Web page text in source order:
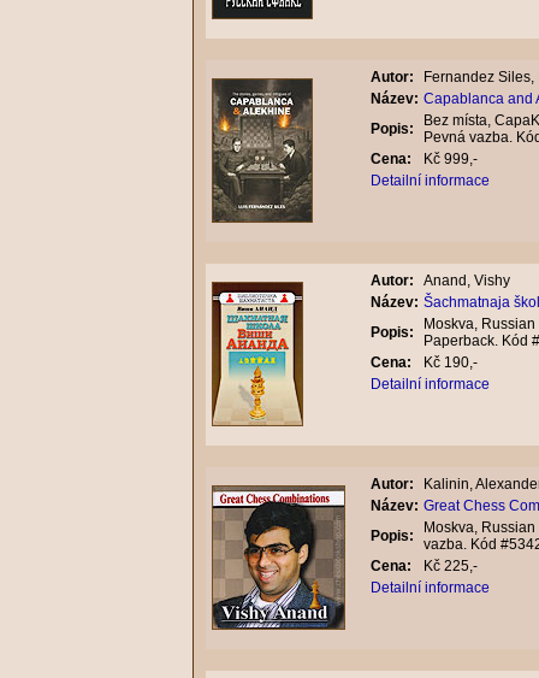
Autor:
Fernandez Siles,
Název: Capablanca and
Popis:
Bez místa,
Pevná vazba.
Cena:
Kč 999,-
Detailní informace
Autor:
Anand, Vishy
Název: Šachmatnaja
Popis:
Moskva,
Paperback. Kód
Cena:
Kč 190,-
Detailní informace
Autor:
Kalinin,
Název: Great Chess
Popis:
Moskva,
vazba. Kód
Cena:
Kč 225,-
Detailní informace